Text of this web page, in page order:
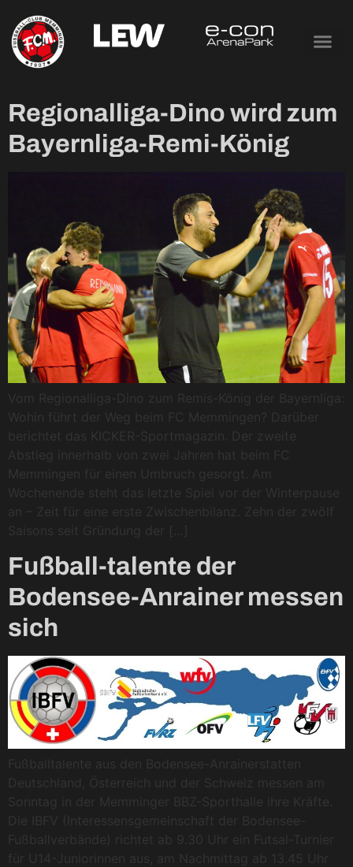
Tag:
29. November
2024
Regionalliga-Dino wird zum
Bayernliga-Remi-König
Vom Regionalliga-Dino zum Remis-König der Bayernliga:
Wohin führt der Weg beim FC Memmingen? Darüber
berichtet das KICKER-Sportmagazin. Der zweite
Abstieg innerhalb von zwei Jahren hat beim FC
Memmingen für einen Umbruch gesorgt. Am
Wochenende steht das letzte Spiel vor der Winterpause
an – Zeit für eine erste Zwischenbilanz. Zehn der zwölf
Saisons seit Gründung der […]
Fußball-talente der
Bodensee-Anrainer messen
sich
Fußballtalente aus den Bodensee-Anrainerstatten
Deutschland, Österreich und der Schweiz messen am
Sonntag in der Memminger BBZ-Sporthalle ihre Kräfte.
Die IBFV (Interessensgemeinschaft der Bodensee-
Fußballverbände) richtet ab 9.30 Uhr ein Futsal-Turnier
für U14-Juniorinnen aus, am Nachmittag ab 13.45 Uhr